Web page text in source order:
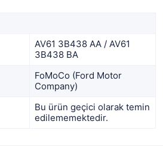
AV61 3B438 AA / AV61
3B438 BA
FoMoCo (Ford Motor
Company)
Bu ürün geçici olarak temin
edilememektedir.